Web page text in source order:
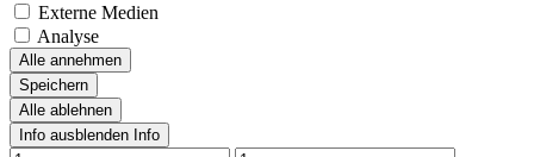
Externe Medien
Analyse
Alle annehmen
Speichern
Alle ablehnen
Info ausblenden Info